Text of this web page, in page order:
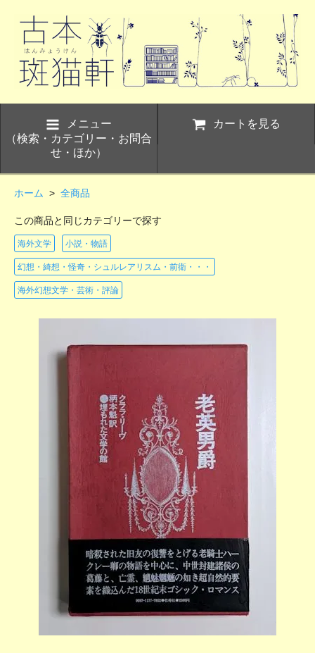
メニュー
（検索・カテゴリー・お問合
せ・ほか）
カートを見る
ホーム > 全商品
この商品と同じカテゴリーで探す
海外文学 小説・物語
幻想・綺想・怪奇・シュルレアリスム・前衛・・・
海外幻想文学・芸術・評論